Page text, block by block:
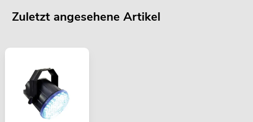
Zuletzt angesehene Artikel